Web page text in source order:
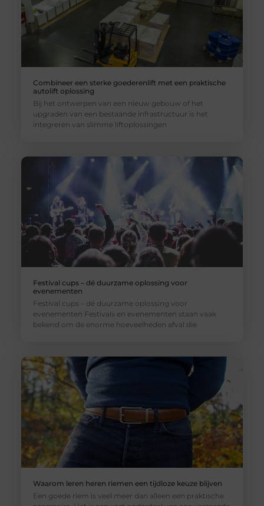
Combineer een sterke goederenlift met een praktische
autolift oplossing
Bij het ontwerpen van een nieuw gebouw of het
upgraden van een bestaande infrastructuur is het
integreren van slimme liftoplossingen
Festival cups – dé duurzame oplossing voor
evenementen
Festival cups – dé duurzame oplossing voor
evenementen Festivals en evenementen staan vaak
bekend om de enorme hoeveelheden afval die
Waarom leren heren riemen een tijdloze keuze blijven
Een goede riem is veel meer dan alleen een praktische